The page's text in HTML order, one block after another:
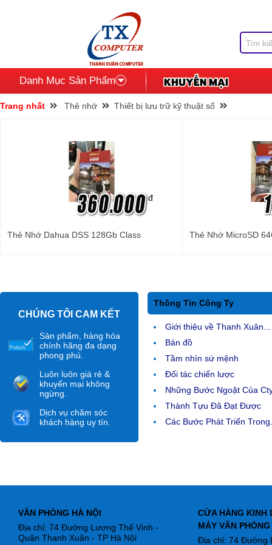
Danh Mục Sản Phẩm
Trang nhất Thẻ nhớ Thiết bị lưu trữ kỹ thuật số
đ
Thẻ Nhớ Dahua DSS 128Gb Class Thẻ Nhớ MicroSD
CHÚNG TÔI CAM KẾT
Sản phẩm, hàng hóa
chính hãng đa dạng
phong phú.
Luôn luôn giá rẻ &
khuyến mại không
ngừng.
Dịch vụ chăm sóc
khách hàng uy tín.
Thông Tin Công Ty
Giới thiệu về Thanh Xuân...
Bản đồ
Tầm nhìn sứ mệnh
Đối tác chiến lược
Những Bước Ngoặt Của
Thành Tựu Đã Đạt Được
Các Bước Phát Triển
VĂN PHÒNG HÀ NỘI
Địa chỉ: 74 Đường Lương Thế Vinh -
Quận Thanh Xuân - TP Hà Nội
CỬA HÀNG KINH
MÁY VĂN PHÒNG
Địa chỉ: 74 Đường